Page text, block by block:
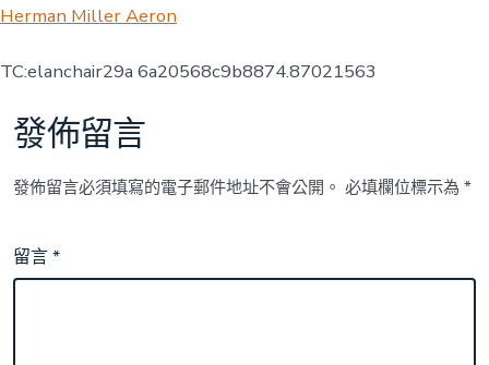
Herman Miller Aeron
TC:elanchair29a 6a20568c9b8874.87021563
發佈留言
發佈留言必須填寫的電子郵件地址不會公開。 必填欄位標示為*
留言*